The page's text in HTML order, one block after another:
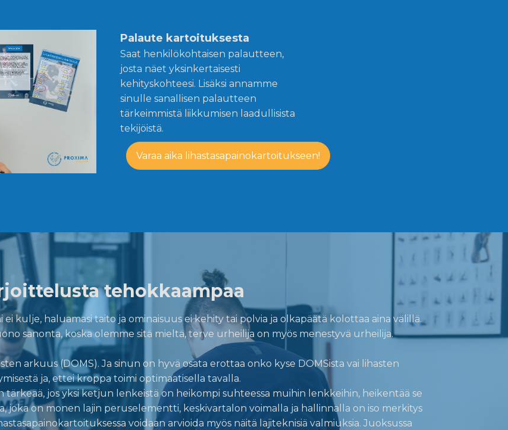
Palaute kartoituksesta
Saat henkilökohtaisen palautteen,
josta näet yksinkertaisesti
kehityskohteesi. Lisäksi annamme
sinulle sanallisen palautteen
tärkeimmistä liikkumisen laadullisista
tekijöistä.
Varaa aika lihastasapainokartoitukseen!
tehokkaampaa
kulje, haluamasi taito ja ominaisuus ei kehity tai polvia ja olkapäätä kolottaa aina välillä.
sanonta, koska olemme sitä mieltä, terve urheilija on myös menestyvä urheilija.
arkuus (DOMS). Ja sinun on hyvä osata erottaa onko kyse DOMSista vai lihasten
ja, ettei kroppa toimi optimaatisella tavalla.
jos yksi ketjun lenkeistä on heikompi suhteessa muihin lenkkeihin, heikentää se
joka on monen lajin peruselementti, keskivartalon voimalla ja hallinnalla on iso merkitys
voidaan arvioida myös näitä lajiteknisiä valmiuksia. Juoksussa